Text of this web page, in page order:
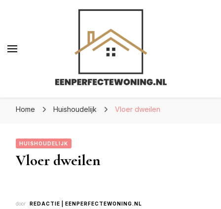
Home Huishoudelijk Vloer dweilen
HUISHOUDELIJK
Vloer dweilen
door
REDACTIE | EENPERFECTEWONING.NL